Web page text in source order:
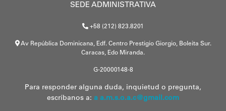
SEDE ADMINISTRATIVA
+58 (212) 823.8201
Av República Dominicana, Edf. Centro Prestigio Giorgio, Boleita Sur.
Caracas, Edo Miranda.
G-20000148-8
Para responder alguna duda, inquietud o pregunta,
escríbanos a: a a.m.s.o.a.c@gmail.com